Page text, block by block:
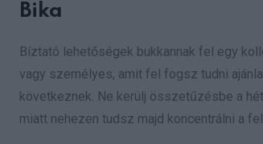
Bika
Bíztató lehetőségek bukkannak fel egy
vagy személyes, amit fel fogsz tudni
következnek. Ne kerülj összetűzésbe a
miatt nehezen tudsz majd koncentrálni a